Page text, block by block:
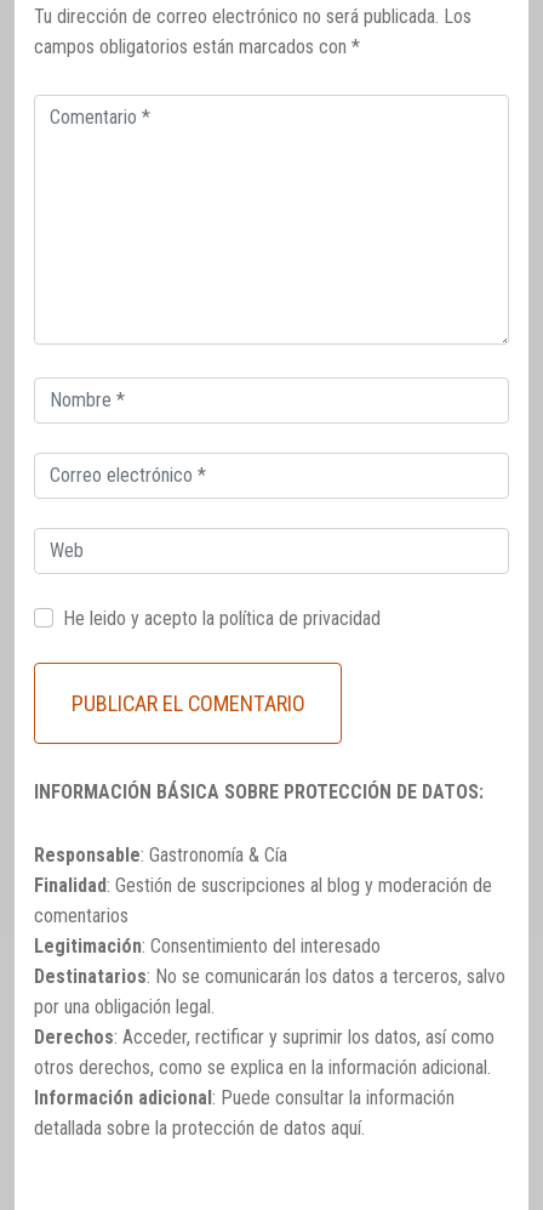
Tu dirección de correo electrónico no será publicada. Los
campos obligatorios están marcados con *
Comentario
Correo
electrónico
Correo
electrónico
Web
He leido y acepto la política de privacidad
INFORMACIÓN BÁSICA SOBRE PROTECCIÓN DE DATOS:
Responsable: Gastronomía & Cía
Finalidad: Gestión de suscripciones al blog y moderación de
comentarios
Legitimación: Consentimiento del interesado
Destinatarios: No se comunicarán los datos a terceros, salvo
por una obligación legal.
Derechos: Acceder, rectificar y suprimir los datos, así como
otros derechos, como se explica en la información adicional.
Información adicional: Puede consultar la información
detallada sobre la protección de datos aquí.